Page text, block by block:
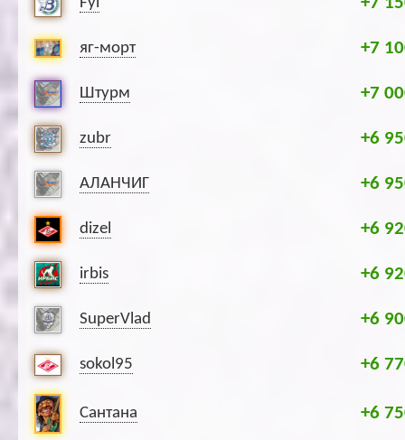
Fyl
яг-морт +7
Штурм +7
zubr +6
АЛАНЧИГ +6
dizel +6
irbis +6
SuperVlad +6
sokol95 +6
Сантана +6